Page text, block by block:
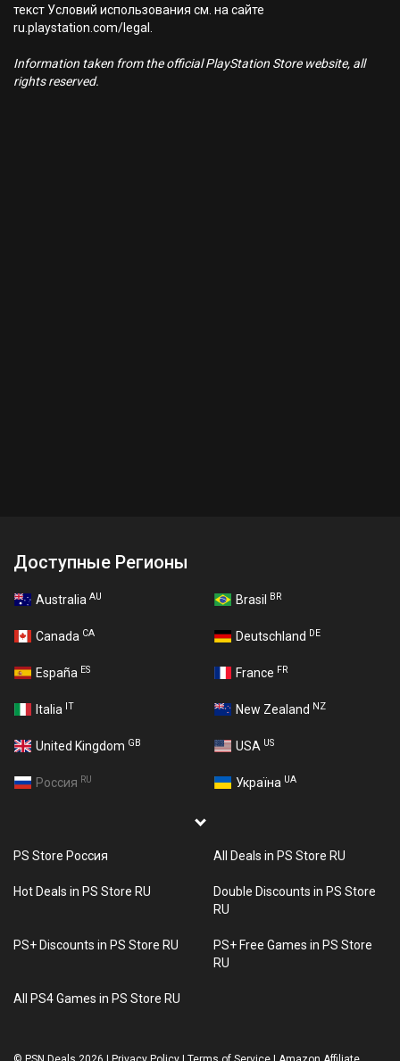
текст Условий использования см. на сайте
ru.playstation.com/legal.
Information taken from the official PlayStation Store website, all
rights reserved.
Доступные Регионы
Australia AU Brasil BR
Canada CA Deutschland DE
España ES France FR
Italia IT New Zealand NZ
United Kingdom GB USA US
Россия RU Україна UA
PS Store Россия All Deals in PS Store RU
Hot Deals in PS Store RU
Double Discounts in PS Store
RU
PS+ Discounts in PS Store RU
PS+ Free Games in PS Store
RU
All PS4 Games in PS Store RU